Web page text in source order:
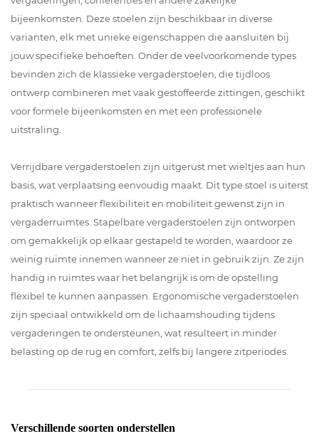
bijeenkomsten. Deze stoelen zijn beschikbaar in diverse
varianten, elk met unieke eigenschappen die aansluiten bij
jouw specifieke behoeften. Onder de veelvoorkomende types
bevinden zich de klassieke vergaderstoelen, die tijdloos
ontwerp combineren met vaak gestoffeerde zittingen, geschikt
voor formele bijeenkomsten en met een professionele
uitstraling.
Verrijdbare vergaderstoelen zijn uitgerust met wieltjes aan hun
basis, wat verplaatsing eenvoudig maakt. Dit type stoel is uiterst
praktisch wanneer flexibiliteit en mobiliteit gewenst zijn in
vergaderruimtes. Stapelbare vergaderstoelen zijn ontworpen
om gemakkelijk op elkaar gestapeld te worden, waardoor ze
weinig ruimte innemen wanneer ze niet in gebruik zijn. Ze zijn
handig in ruimtes waar het belangrijk is om de opstelling
flexibel te kunnen aanpassen. Ergonomische vergaderstoelen
zijn speciaal ontwikkeld om de lichaamshouding tijdens
vergaderingen te ondersteunen, wat resulteert in minder
belasting op de rug en comfort, zelfs bij langere zitperiodes.
Verschillende soorten onderstellen